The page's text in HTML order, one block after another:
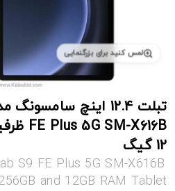
لمس کنید برای بزرگنمایی
12 گیگ
S9 FE Plus 5G SM-X616B
and 12GB RAM Tablet